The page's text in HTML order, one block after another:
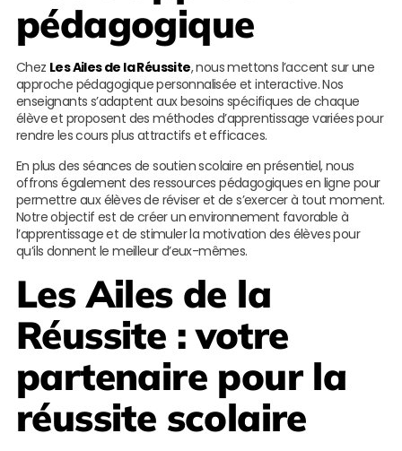
pédagogique
Chez Les Ailes de la Réussite, nous mettons l’accent sur une
approche pédagogique personnalisée et interactive. Nos
enseignants s’adaptent aux besoins spécifiques de chaque
élève et proposent des méthodes d’apprentissage variées pour
rendre les cours plus attractifs et efficaces.
En plus des séances de soutien scolaire en présentiel, nous
offrons également des ressources pédagogiques en ligne pour
permettre aux élèves de réviser et de s’exercer à tout moment.
Notre objectif est de créer un environnement favorable à
l’apprentissage et de stimuler la motivation des élèves pour
qu’ils donnent le meilleur d’eux-mêmes.
Les Ailes de la
Réussite : votre
partenaire pour la
réussite scolaire